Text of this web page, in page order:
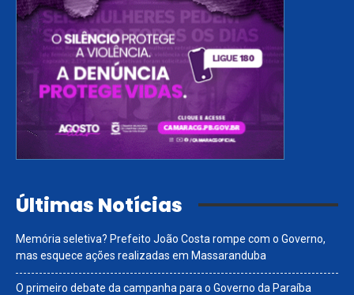
Últimas Notícias
Memória seletiva? Prefeito João Costa rompe com o Governo,
mas esquece ações realizadas em Massaranduba
O primeiro debate da campanha para o Governo da Paraíba